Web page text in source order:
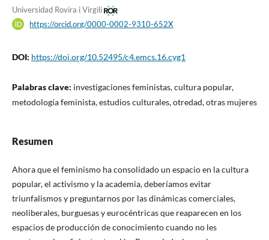
Universidad Rovira i Virgili
https://orcid.org/0000-0002-9310-652X
DOI: https://doi.org/10.52495/c4.emcs.16.cyg1
Palabras clave: investigaciones feministas, cultura popular,
metodología feminista, estudios culturales, otredad, otras mujeres
Resumen
Ahora que el feminismo ha consolidado un espacio en la cultura
popular, el activismo y la academia, deberíamos evitar
triunfalismos y preguntarnos por las dinámicas comerciales,
neoliberales, burguesas y eurocéntricas que reaparecen en los
espacios de producción de conocimiento cuando no les